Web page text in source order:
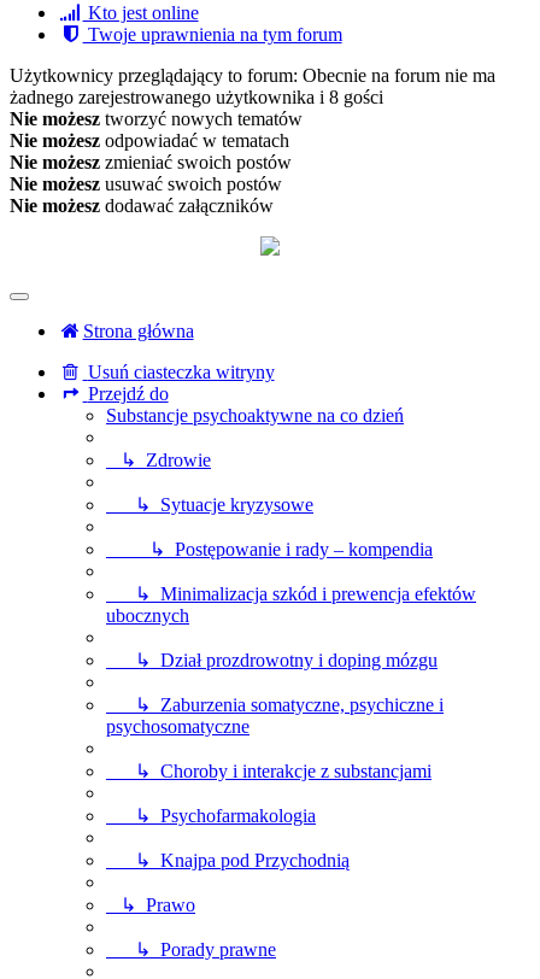
Kto jest online
Twoje uprawnienia na tym forum
Użytkownicy przeglądający to forum: Obecnie na forum nie ma
żadnego zarejestrowanego użytkownika i 8 gości
Nie możesz tworzyć nowych tematów
Nie możesz odpowiadać w tematach
Nie możesz zmieniać swoich postów
Nie możesz usuwać swoich postów
Nie możesz dodawać załączników
Strona główna
Usuń ciasteczka witryny
Przejdź do
Substancje psychoaktywne na co dzień
↳ Zdrowie
↳ Sytuacje kryzysowe
↳ Postępowanie i rady – kompendia
↳ Minimalizacja szkód i prewencja efektów
ubocznych
↳ Dział prozdrowotny i doping mózgu
↳ Zaburzenia somatyczne, psychiczne i
psychosomatyczne
↳ Choroby i interakcje z substancjami
↳ Psychofarmakologia
↳ Knajpa pod Przychodnią
↳ Prawo
↳ Porady prawne